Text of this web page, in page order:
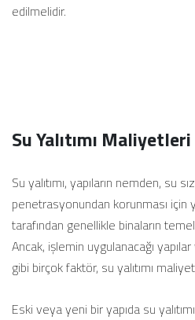
edilmelidir.
Su Yalıtımı
Su yalıtımı, yapıların nemden, su
penetrasyonundan korunması için
tarafından genellikle binaların
Ancak, işlemin uygulanacağı
gibi birçok faktör, su yalıtımı
Eski veya yeni bir yapıda su